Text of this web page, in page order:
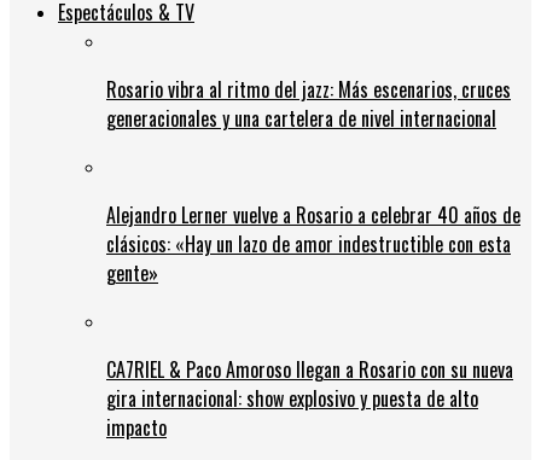
Espectáculos & TV
Rosario vibra al ritmo del jazz: Más escenarios, cruces
generacionales y una cartelera de nivel internacional
Alejandro Lerner vuelve a Rosario a celebrar 40 años de
clásicos: «Hay un lazo de amor indestructible con esta
gente»
CA7RIEL & Paco Amoroso llegan a Rosario con su nueva
gira internacional: show explosivo y puesta de alto
impacto